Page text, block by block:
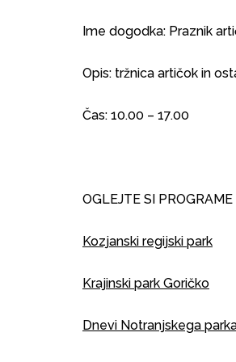
Ime dogodka: Praznik
Opis: tržnica artičok in
Čas: 10.00 – 17.00
OGLEJTE SI
Kozjanski regijski park
Krajinski park Goričko
Dnevi Notranjskega